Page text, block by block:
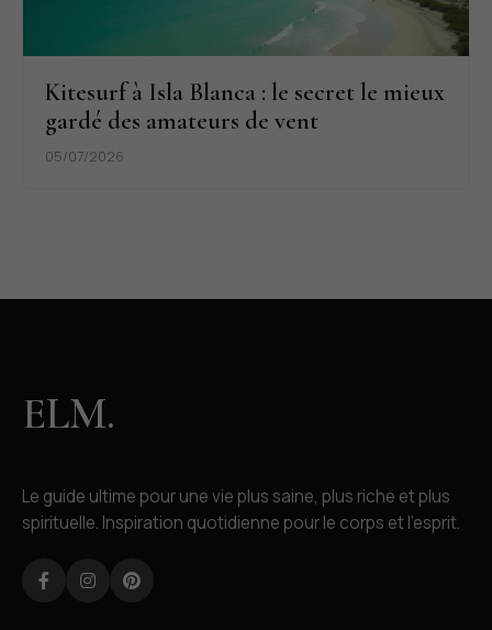
Kitesurf à Isla Blanca : le secret le mieux
gardé des amateurs de vent
05/07/2026
ELM.
Le guide ultime pour une vie plus saine, plus riche et plus
spirituelle. Inspiration quotidienne pour le corps et l'esprit.
Facebook
InstagramPinterest